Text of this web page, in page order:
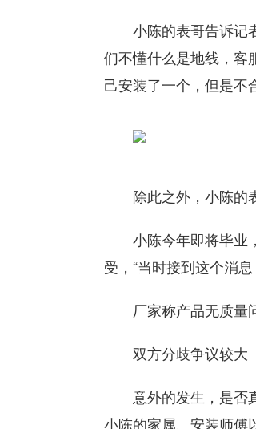
小陈的表哥告诉记者
们不懂什么是地线，客
己安装了一个，但是不合
除此之外，小陈的
小陈今年即将毕业，
受，“当时接到这个消
厂家称产品无质量问
双方分歧争议较大
意外的发生，是否真
小陈的家属、安装师傅